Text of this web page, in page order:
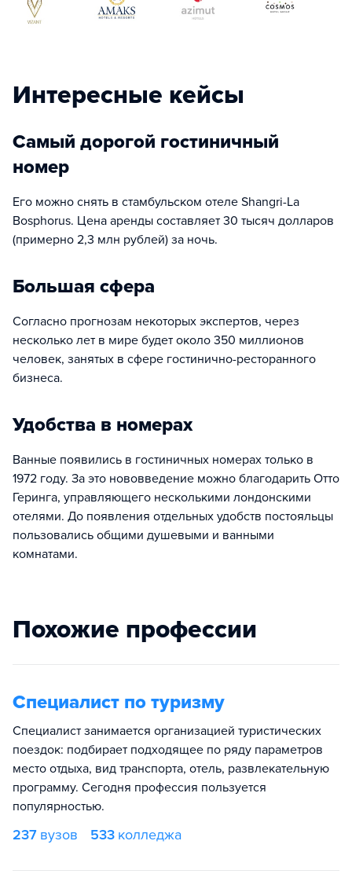
Интересные кейсы
Самый дорогой гостиничный
номер
Его можно снять в стамбульском отеле Shangri-La
Bosphorus. Цена аренды составляет 30 тысяч долларов
(примерно 2,3 млн рублей) за ночь.
Большая сфера
Согласно прогнозам некоторых экспертов, через
несколько лет в мире будет около 350 миллионов
человек, занятых в сфере гостинично-ресторанного
бизнеса.
Удобства в номерах
Ванные появились в гостиничных номерах только в
1972 году. За это нововведение можно благодарить Отто
Геринга, управляющего несколькими лондонскими
отелями. До появления отдельных удобств постояльцы
пользовались общими душевыми и ванными
комнатами.
Похожие профессии
Специалист по туризму
Специалист занимается организацией туристических
поездок: подбирает подходящее по ряду параметров
место отдыха, вид транспорта, отель, развлекательную
программу. Сегодня профессия пользуется
популярностью.
237 вузов 533 колледжа